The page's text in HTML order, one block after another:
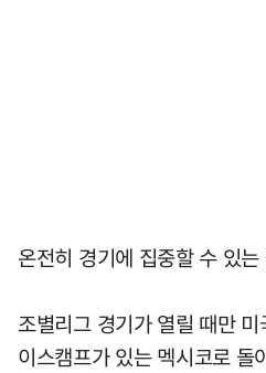
온전히 경기에 집중할 수 있
조별리그 경기가 열릴 때만
이스캠프가 있는 멕시코로 돌